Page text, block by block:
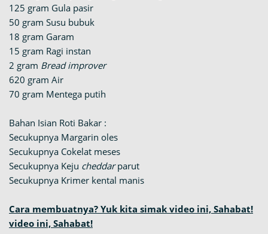
125 gram Gula pasir
50 gram Susu bubuk
18 gram Garam
15 gram Ragi instan
2 gram Bread improver
620 gram Air
70 gram Mentega putih
Bahan Isian Roti Bakar :
Secukupnya Margarin oles
Secukupnya Cokelat meses
Secukupnya Keju cheddarparut
Secukupnya Krimer kental manis
Cara membuatnya? Yuk kita simak video ini, Sahabat!
video ini, Sahabat!